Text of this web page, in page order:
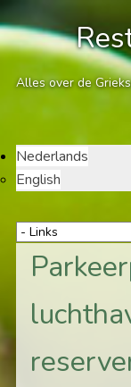
Alles over de
Nederlands
English